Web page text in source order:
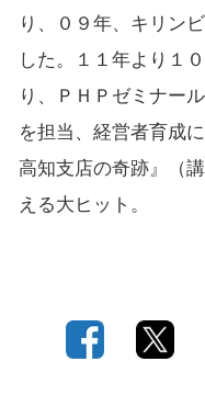
り、０９年、キリン
した。１１年より１
り、ＰＨＰゼミナー
を担当、経営者育成
高知支店の奇跡』（
える大ヒット。